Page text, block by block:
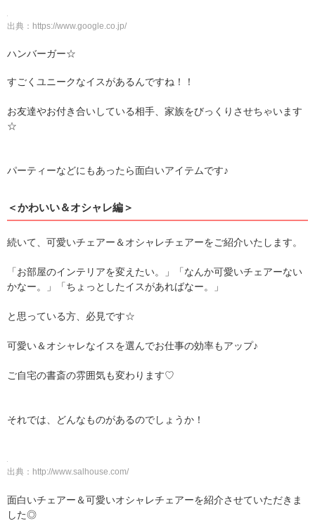
出典： https://www.google.co.jp/
ハンバーガー☆
すごくユニークなイスがあるんですね！！
お友達やお付き合いしている相手、家族をびっくりさせちゃいます
☆
パーティーなどにもあったら面白いアイテムです♪
＜かわいい＆オシャレ編＞
続いて、可愛いチェアー＆オシャレチェアーをご紹介いたします。
「お部屋のインテリアを変えたい。」「なんか可愛いチェアーない
かなー。」「ちょっとしたイスがあればなー。」
と思っている方、必見です☆
可愛い＆オシャレなイスを選んでお仕事の効率もアップ♪
ご自宅の書斎の雰囲気も変わります♡
それでは、どんなものがあるのでしょうか！
出典： http://www.salhouse.com/
面白いチェアー＆可愛いオシャレチェアーを紹介させていただきま
した◎